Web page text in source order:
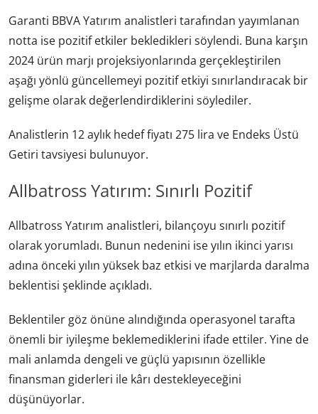
Garanti BBVA Yatırım analistleri tarafından yayımlanan
notta ise pozitif etkiler bekledikleri söylendi. Buna karşın
2024 ürün marjı projeksiyonlarında gerçekleştirilen
aşağı yönlü güncellemeyi pozitif etkiyi sınırlandıracak bir
gelişme olarak değerlendirdiklerini söylediler.
Analistlerin 12 aylık hedef fiyatı 275 lira ve Endeks Üstü
Getiri tavsiyesi bulunuyor.
Allbatross Yatırım: Sınırlı Pozitif
Allbatross Yatırım analistleri, bilançoyu sınırlı pozitif
olarak yorumladı. Bunun nedenini ise yılın ikinci yarısı
adına önceki yılın yüksek baz etkisi ve marjlarda daralma
beklentisi şeklinde açıkladı.
Beklentiler göz önüne alındığında operasyonel tarafta
önemli bir iyileşme beklemediklerini ifade ettiler. Yine de
mali anlamda dengeli ve güçlü yapısının özellikle
finansman giderleri ile kârı destekleyeceğini
düşünüyorlar.